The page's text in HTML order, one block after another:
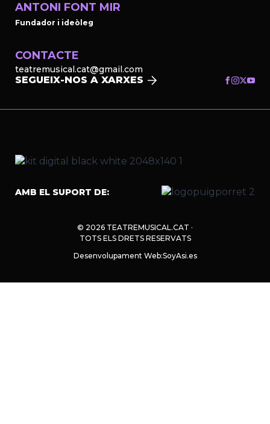
ANTONI FONT MIR
Fundador i ideòleg
CONTACTE
teatremusical.cat@gmail.com
SEGUEIX-NOS A XARXES
AMB EL SUPORT DE:
© 2026 TEATREMUSICAL.CAT ·
TOTS ELS DRETS RESERVATS
Desenvolupament Web:SoyAsi.es